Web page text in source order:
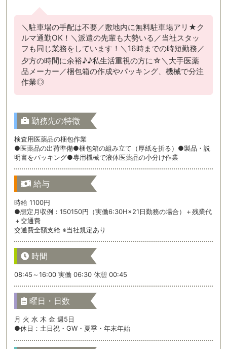
＼駐車場の手配は不要／敷地内に無料駐車場アリ★ク
ルマ通勤OK！＼派遣の先輩も大勢いる／当社スタッ
フも同じ業務をしています！＼16時までの時短勤務／
夕方の時間に余裕♪♪私生活重視の方に☆＼大手医薬
品メーカー／梱包箱の作成やパッキング、機械で分注
作業◎
勤務先の特徴
検査用医薬品の梱包作業
●医薬品の出荷準備●梱包箱の組み立て（厚紙を折る）●製品・説
明書をパッキング●専用機械で液体医薬品の小分け作業
給与
時給 1100円
●想定月収例：150150円（実働6:30H×21日勤務の場合）＋残業代
＋交通費
交通費全額支給 ※当社規定あり
時間
08:45～16:00 実働 06:30 休憩 00:45
曜日・日数
月 火 水 木 金 週5日
●休日：土日祝・GW・夏季・年末年始